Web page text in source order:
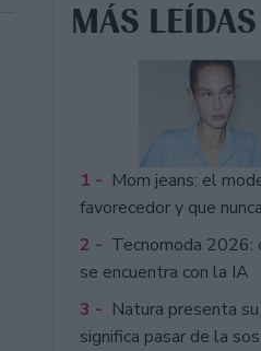
MÁS LEÍDAS
1 - Mom jeans: el
favorecedor y que
2 - Tecnomoda 2026:
se encuentra con la IA
3 - Natura presenta
significa pasar de la